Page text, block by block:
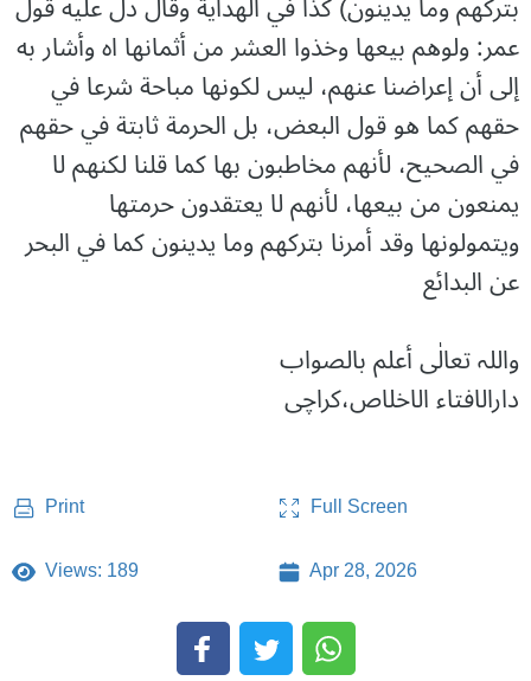
عمر: ولوهم بيعها وخذوا العشر من أثمانها اه وأشار به
إلى أن إعراضنا عنهم، ليس لكونها مباحة شرعا في
حقهم كما هو قول البعض، بل الحرمة ثابتة في حقهم
في الصحيح، لأنهم مخاطبون بها كما قلنا لكنهم لا
يمنعون من بيعها، لأنهم لا يعتقدون حرمتها
ويتمولونها وقد أمرنا بتركهم وما يدينون كما في البحر
عن البدائع
واللہ تعالٰی أعلم بالصواب
دارالافتاء الاخلاص،کراچی
Print Full Screen
Views: 189 Apr 28, 2026